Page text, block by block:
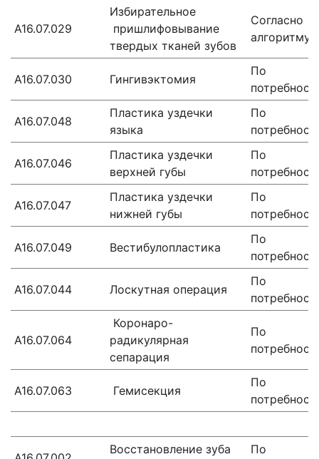
А16.07.029
Избирательное
пришлифовывание
твердых тканей зубов
Согласно
алгоритму
A16.07.030 Гингивэктомия
По
A16.07.048
Пластика уздечки
языка
По
A16.07.046
Пластика уздечки
верхней губы
По
A16.07.047
Пластика уздечки
нижней губы
По
A16.07.049 Вестибулопластика
По
A16.07.044 Лоскутная операция
По
A16.07.064
Коронаро-
радикулярная
сепарация
По
A16.07.063 Гемисекция
По
Восстановление зуба
По